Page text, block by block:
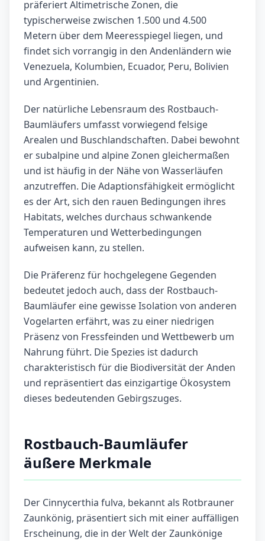
präferiert Altimetrische Zonen, die
typischerweise zwischen 1.500 und 4.500
Metern über dem Meeresspiegel liegen, und
findet sich vorrangig in den Andenländern wie
Venezuela, Kolumbien, Ecuador, Peru, Bolivien
und Argentinien.
Der natürliche Lebensraum des Rostbauch-
Baumläufers umfasst vorwiegend felsige
Arealen und Buschlandschaften. Dabei bewohnt
er subalpine und alpine Zonen gleichermaßen
und ist häufig in der Nähe von Wasserläufen
anzutreffen. Die Adaptionsfähigkeit ermöglicht
es der Art, sich den rauen Bedingungen ihres
Habitats, welches durchaus schwankende
Temperaturen und Wetterbedingungen
aufweisen kann, zu stellen.
Die Präferenz für hochgelegene Gegenden
bedeutet jedoch auch, dass der Rostbauch-
Baumläufer eine gewisse Isolation von anderen
Vogelarten erfährt, was zu einer niedrigen
Präsenz von Fressfeinden und Wettbewerb um
Nahrung führt. Die Spezies ist dadurch
charakteristisch für die Biodiversität der Anden
und repräsentiert das einzigartige Ökosystem
dieses bedeutenden Gebirgszuges.
Rostbauch-Baumläufer
äußere Merkmale
Der Cinnycerthia fulva, bekannt als Rotbrauner
Zaunkönig, präsentiert sich mit einer auffälligen
Erscheinung, die in der Welt der Zaunkönige